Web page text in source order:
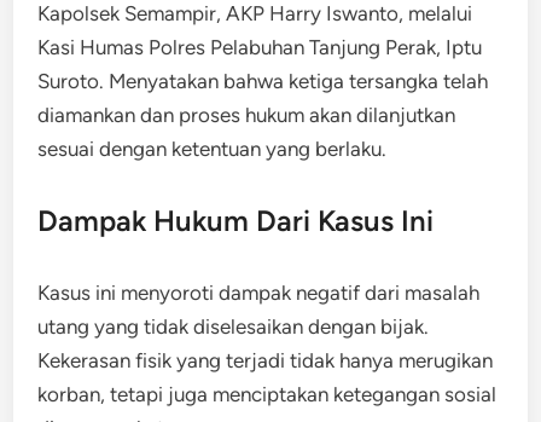
Kapolsek Semampir, AKP Harry Iswanto, melalui
Kasi Humas Polres Pelabuhan Tanjung Perak, Iptu
Suroto. Menyatakan bahwa ketiga tersangka telah
diamankan dan proses hukum akan dilanjutkan
sesuai dengan ketentuan yang berlaku.
Dampak Hukum Dari Kasus Ini
Kasus ini menyoroti dampak negatif dari masalah
utang yang tidak diselesaikan dengan bijak.
Kekerasan fisik yang terjadi tidak hanya merugikan
korban, tetapi juga menciptakan ketegangan sosial